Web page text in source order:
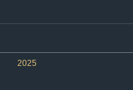
2025